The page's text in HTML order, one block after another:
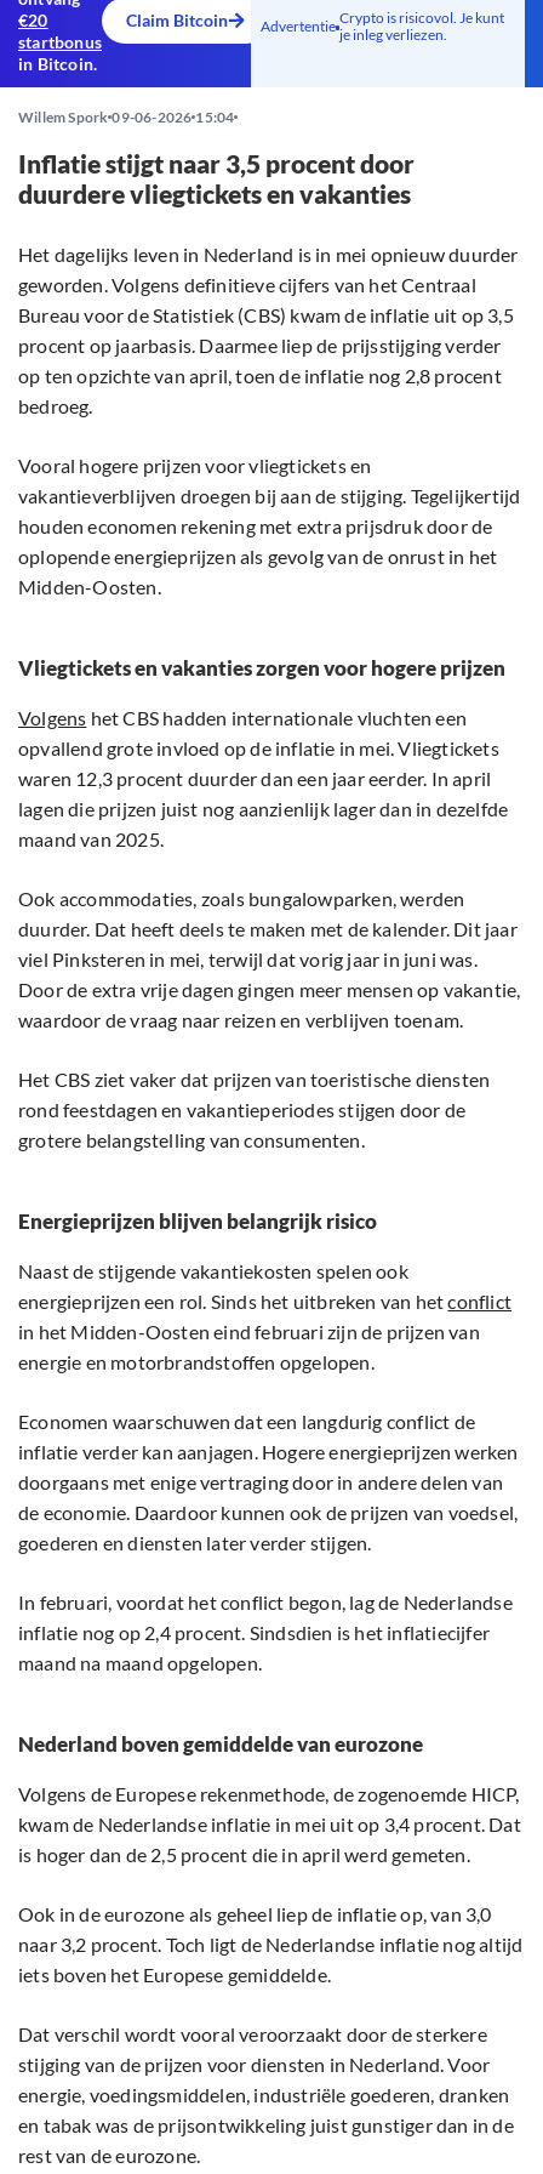
€20
startbonus
in Bitcoin.
Claim Bitcoin Advertentie Crypto is risicovol. Je kunt
je inleg verliezen.
Willem Spork 09-06-2026 15:04
Inflatie stijgt naar 3,5 procent door
duurdere vliegtickets en vakanties
Het dagelijks leven in Nederland is in mei opnieuw duurder
geworden. Volgens definitieve cijfers van het Centraal
Bureau voor de Statistiek (CBS) kwam de inflatie uit op 3,5
procent op jaarbasis. Daarmee liep de prijsstijging verder
op ten opzichte van april, toen de inflatie nog 2,8 procent
bedroeg.
Vooral hogere prijzen voor vliegtickets en
vakantieverblijven droegen bij aan de stijging. Tegelijkertijd
houden economen rekening met extra prijsdruk door de
oplopende energieprijzen als gevolg van de onrust in het
Midden-Oosten.
Vliegtickets en vakanties zorgen voor hogere prijzen
Volgens het CBS hadden internationale vluchten een
opvallend grote invloed op de inflatie in mei. Vliegtickets
waren 12,3 procent duurder dan een jaar eerder. In april
lagen die prijzen juist nog aanzienlijk lager dan in dezelfde
maand van 2025.
Ook accommodaties, zoals bungalowparken, werden
duurder. Dat heeft deels te maken met de kalender. Dit jaar
viel Pinksteren in mei, terwijl dat vorig jaar in juni was.
Door de extra vrije dagen gingen meer mensen op vakantie,
waardoor de vraag naar reizen en verblijven toenam.
Het CBS ziet vaker dat prijzen van toeristische diensten
rond feestdagen en vakantieperiodes stijgen door de
grotere belangstelling van consumenten.
Energieprijzen blijven belangrijk risico
Naast de stijgende vakantiekosten spelen ook
energieprijzen een rol. Sinds het uitbreken van hetconflict
in het Midden-Oosten eind februari zijn de prijzen van
energie en motorbrandstoffen opgelopen.
Economen waarschuwen dat een langdurig conflict de
inflatie verder kan aanjagen. Hogere energieprijzen werken
doorgaans met enige vertraging door in andere delen van
de economie. Daardoor kunnen ook de prijzen van voedsel,
goederen en diensten later verder stijgen.
In februari, voordat het conflict begon, lag de Nederlandse
inflatie nog op 2,4 procent. Sindsdien is het inflatiecijfer
maand na maand opgelopen.
Nederland boven gemiddelde van eurozone
Volgens de Europese rekenmethode, de zogenoemde HICP,
kwam de Nederlandse inflatie in mei uit op 3,4 procent. Dat
is hoger dan de 2,5 procent die in april werd gemeten.
Ook in de eurozone als geheel liep de inflatie op, van 3,0
naar 3,2 procent. Toch ligt de Nederlandse inflatie nog altijd
iets boven het Europese gemiddelde.
Dat verschil wordt vooral veroorzaakt door de sterkere
stijging van de prijzen voor diensten in Nederland. Voor
energie, voedingsmiddelen, industriële goederen, dranken
en tabak was de prijsontwikkeling juist gunstiger dan in de
rest van de eurozone.